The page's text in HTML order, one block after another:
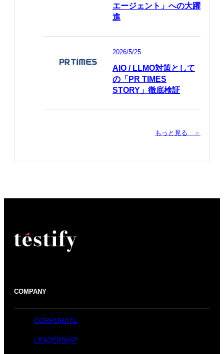
エージェント」への大躍
進
2026/5/25
AIO / LLMO対策として
の「PR TIMES
STORY」徹底検証
もっと見る ＞
COMPANY
CORPORATE
LEADERSHIP